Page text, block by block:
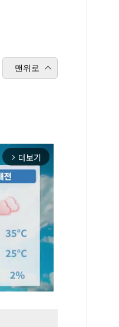
맨위로
arrow_forward_ios 더보기